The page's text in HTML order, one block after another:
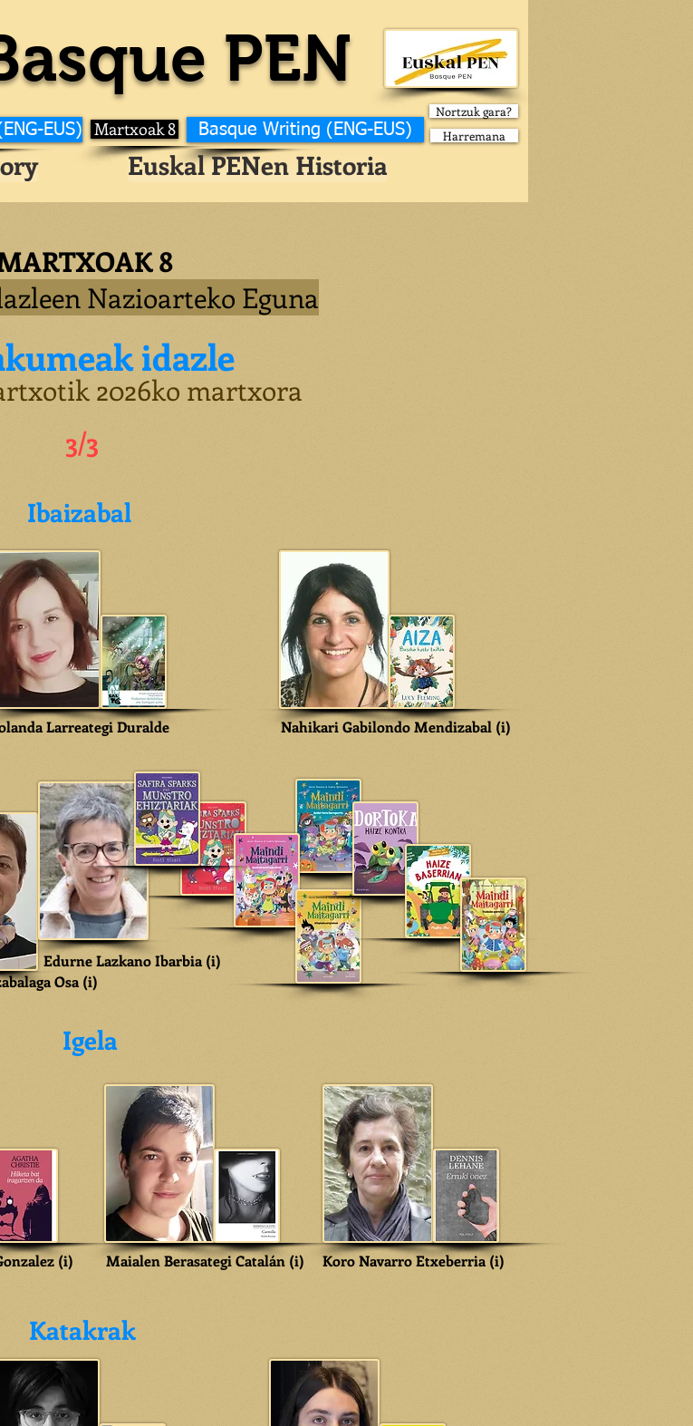
PEN
EUS) Martxoak 8 Basque Writing (ENG-EUS)
Nortzuk gara?
Harremana
Euskal PENen Historia
8
Nazioarteko Eguna
umeak idazle
2026ko martxora
3/3
Ibaizabal
Larreategi Duralde Nahikari Gabilondo Mendizabal (i)
Osa (i)
Edurne Lazkano Ibarbia (i)
Igela
(i) Maialen Berasategi Catalán (i) Koro Navarro Etxeberria (i)
Katakrak